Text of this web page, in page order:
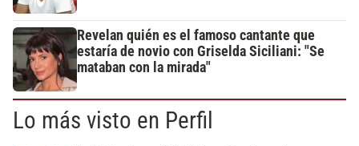
Revelan quién es el famoso cantante que
estaría de novio con Griselda Siciliani: "Se
mataban con la mirada"
Lo más visto en Perfil